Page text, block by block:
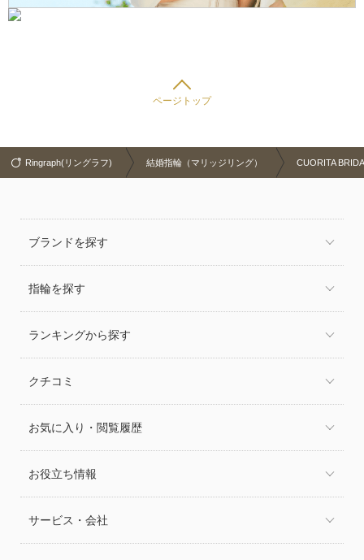
ページトップ
Ringraph(リングラフ) 結婚指輪（マリッジリング） CUORITA
ブランドを探す
指輪を探す
ランキングから探す
クチコミ
お気に入り・閲覧履歴
お役立ち情報
サービス・会社